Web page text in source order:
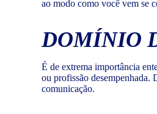
ao modo como você vem se
DOMÍNIO
É de extrema importância
ou profissão desempenhada.
comunicação.